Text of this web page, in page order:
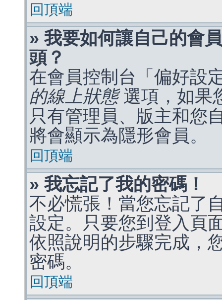
回頂端
» 我要如何讓自己的會
頭？
在會員控制台「偏好設
的線上狀態選項，如果
只有管理員、版主和您
將會顯示為隱形會員。
回頂端
» 我忘記了我的密碼！
不必慌張！當您忘記了
設定。只要您到登入頁
依照說明的步驟完成，
密碼。
回頂端